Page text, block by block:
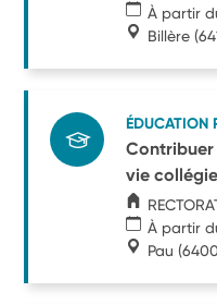
À partir
Billère
ÉDUCATION
vie
À partir
Pau